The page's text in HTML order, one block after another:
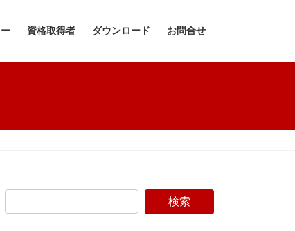
資格取得者 ダウンロード お問合せ